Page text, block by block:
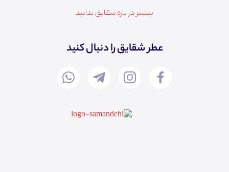
بیشتر در باره شقایق بدانید
عطر شقایق را دنبال کنید